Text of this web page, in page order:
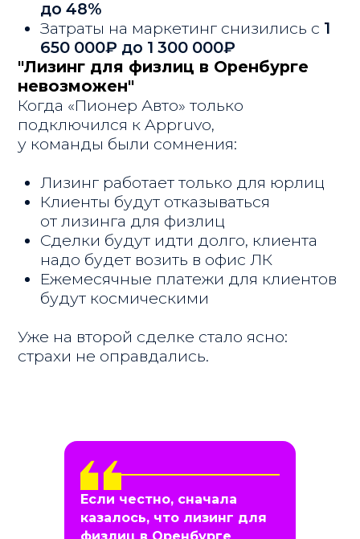
Если честно, сначала
казалось, что лизинг для
Менеджер предложил подать заявку в
Appruvo.
Здесь посмотрели глубже: увидели
стабильный доход на официальной
работе,
и что все 38 микрозаймов закрыты с
минимальными просрочками.
Appruvo предложил финансирование с
ежемесячным платежом - 35 000 ₽.
Клиент согласился, документы
состоялась.
Результат: мужчина уехал домой на
новом Solaris в день обращения.